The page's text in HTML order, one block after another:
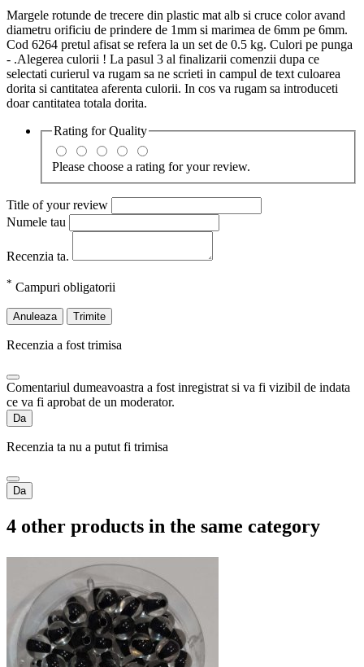
Margele rotunde de trecere din plastic mat alb si cruce color avand
diametru orificiu de prindere de 1mm si marimea de 6mm pe 6mm.
Cod 6264 pretul afisat se refera la un set de 0.5 kg. Culori pe punga
- .Alegerea culorii ! La pasul 3 al finalizarii comenzii dupa ce
selectati curierul va rugam sa ne scrieti in campul de text culoarea
dorita si cantitatea aferenta culorii. In cos va rugam sa introduceti
doar cantitatea totala dorita.
Rating forQuality
Please choose a rating for your review.
Title of your review
Numele tau
Recenzia ta.
* Campuri obligatorii
Anuleaza Trimite
Recenzia a fost trimisa
Comentariul dumeavoastra a fost inregistrat si va fi vizibil de indata
ce va fi aprobat de un moderator.
Da
Recenzia ta nu a putut fi trimisa
Da
4 other products in the same category